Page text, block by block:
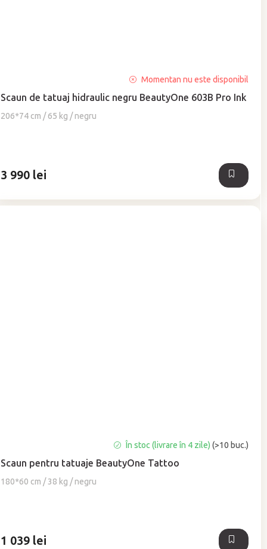
Scaun de tatuaj hidraulic negru BeautyOne 603B Pro Ink
206*74 cm / 65 kg / negru
Momentan nu este disponibil
3 990 lei
Scaun pentru tatuaje BeautyOne Tattoo
180*60 cm / 38 kg / negru
a
produsului
stele.
În stoc (livrare în 4 zile)(>10 buc.)
1 039 lei